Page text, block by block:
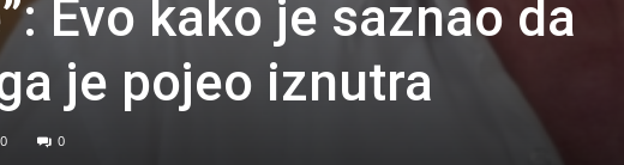
Evo kako je saznao da
je pojeo iznutra
0